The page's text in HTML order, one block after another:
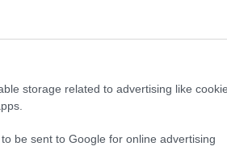
storage related to advertising like
be sent to Google for online advertising